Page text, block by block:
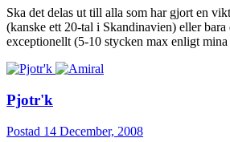
Ska det delas ut till alla som har gjort en
(kanske ett 20-tal i Skandinavien) eller
exceptionellt (5-10 stycken max enligt
Pjotr'k
Postad 14 December, 2008